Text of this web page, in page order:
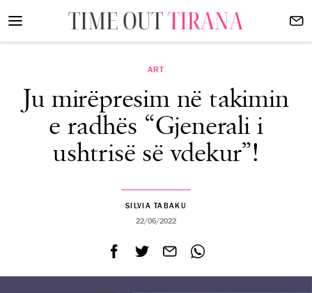
ART
Ju mirëpresim në takimin
e radhës “Gjenerali i
ushtrisë së vdekur”!
SILVIA TABAKU
22/06/2022